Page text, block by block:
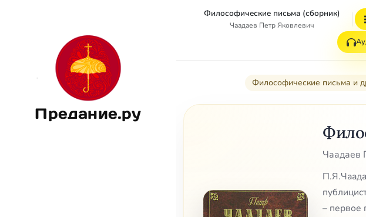
Предание.ру
Философические письма (сборник)
Чаадаев Петр Яковлевич
Философические письма и
Чаадаев
– первое